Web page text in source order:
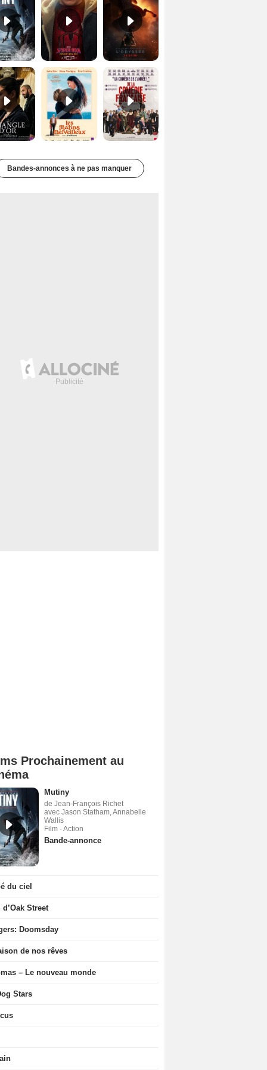
Le Triangle d'or Bande-annonce VF De la Comédie-Française Teaser VF
Bandes-annonces à ne pas manquer
Prochainement au
Mutiny
de Jean-François Richet
avec Jason Statham, Annabelle
Wallis
Film - Action
Bande-annonce
du ciel
d’Oak Street
Doomsday
de nos rêves
– Le nouveau monde
Stars